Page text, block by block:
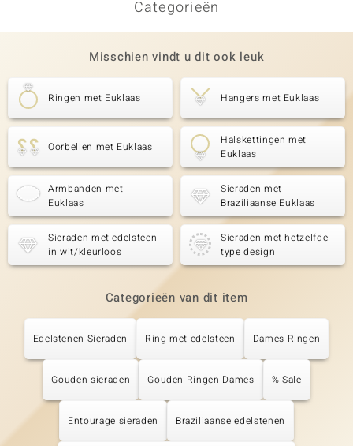
Categorieën
Misschien vindt u dit ook leuk
Ringen met Euklaas Hangers met Euklaas
Oorbellen met Euklaas
Halskettingen met
Euklaas
Armbanden met
Euklaas
Sieraden met
Braziliaanse Euklaas
Sieraden met edelsteen
in wit/kleurloos
Sieraden met hetzelfde
type design
Categorieën van dit item
Edelstenen Sieraden Ring met edelsteen Dames Ringen
Gouden sieraden Gouden Ringen Dames % Sale
Entourage sieraden Braziliaanse edelstenen